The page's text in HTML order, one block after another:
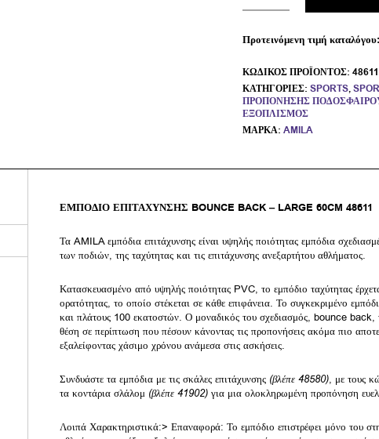
Προτεινόμενη τιμή καταλόγου:
ΚΩΔΙΚΌΣ ΠΡΟΪΌΝΤΟΣ: 48611
ΚΑΤΗΓΟΡΊΕΣ: SPORTS,
ΠΡΟΠΌΝΗΣΗΣ
ΕΞΟΠΛΙΣΜΌΣ
ΜΆΡΚΑ: AMILA
ΕΜΠΟΔΙΟ ΕΠΙΤΑΧΥΝΣΗΣ BOUNCE BACK – LARGE 60CM 48611
Τα AMILA εμπόδια επιτάχυνσης είναι υψηλής ποιότητας εμπόδια
των ποδιών, της ταχύτητας και τις επιτάχυνσης ανεξαρτήτου αθλήματος.
Κατασκευασμένο από υψηλής ποιότητας PVC, το εμπόδιο ταχύτητας
ορατότητας, το οποίο στέκεται σε κάθε επιφάνεια. Το συγκεκριμένο
και πλάτους 100 εκατοστών. Ο μοναδικός του σχεδιασμός, bounce back,
θέση σε περίπτωση που πέσουν κάνοντας τις προπονήσεις ακόμα πιο
εξαλείφοντας χάσιμο χρόνου ανάμεσα στις ασκήσεις.
Συνδυάστε τα εμπόδια με τις σκάλες επιτάχυνσης (βλέπε 48580), με τους
τα κοντάρια σλάλομ (βλέπε 41902) για μια ολοκληρωμένη προπόνηση
Λοιπά Χαρακτηριστικά:> Επαναφορά: Το εμπόδιο επιστρέφει μόνο του